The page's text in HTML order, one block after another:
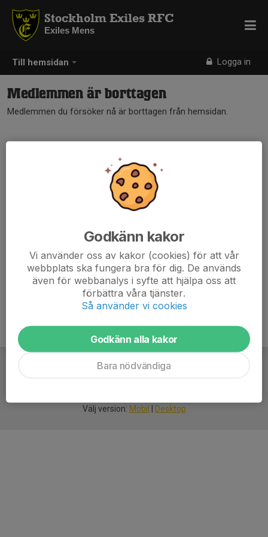
Till hemsidan Logga in
Stockholm Exiles RFC
Exiles Mens
Medlemmen är borttagen
Medlemmen du försöker nå är borttagen från hemsidan.
Välj version: Mobil Desktop
Godkänn kakor
Vi använder oss av kakor (cookies) för att vår
webbplats ska fungera bra för dig. De används
även för webbanalys i syfte att hjälpa oss att
förbättra våra tjänster.
Så använder vi cookies
Godkänn alla kakor
Bara nödvändiga